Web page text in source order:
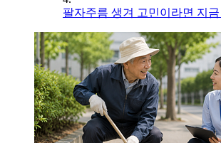
팔자주름 생겨 고민이라면 지